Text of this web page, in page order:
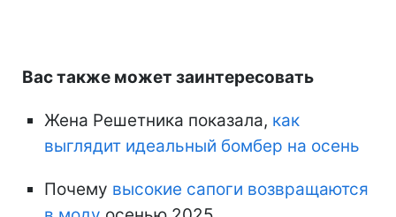
Вас также может заинтересовать
Жена Решетника показала, как
выглядит идеальный бомбер на осень
Почему высокие сапоги возвращаются